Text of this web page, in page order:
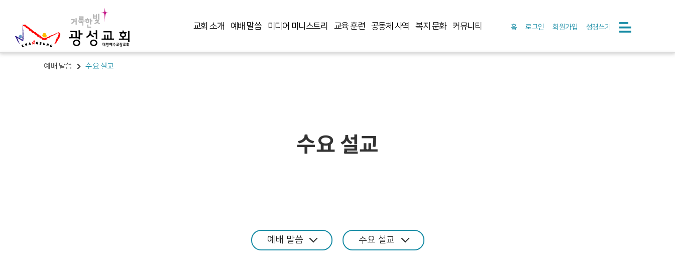
교회 소개 예배 말씀 미디어 미니스트리 교육 훈련 공동체 사역 복지 문화 커뮤니티 홈 로그인 회원가입 성경쓰기
예배 말씀 수요 설교
수요 설교
예배 말씀 수요 설교